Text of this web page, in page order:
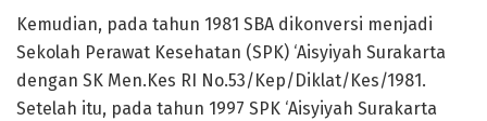
Kemudian, pada tahun 1981 SBA dikonversi menjadi
Sekolah Perawat Kesehatan (SPK) ‘Aisyiyah Surakarta
dengan SK Men.Kes RI No.53/Kep/Diklat/Kes/1981.
Setelah itu, pada tahun 1997 SPK ‘Aisyiyah Surakarta